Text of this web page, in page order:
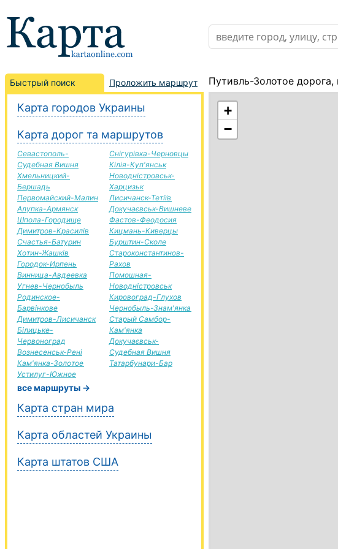
Быстрый поиск Проложить маршрут
Карта городов Украины
Карта дорог та маршрутов
Севастополь-
Судебная Вишня
Хмельницкий-
Бершадь
Первомайский-Малин
Алупка-Армянск
Шпола-Городище
Димитров-Красилів
Счастья-Батурин
Хотин-Жашків
Городок-Ирпень
Винница-Авдеевка
Угнев-Чернобыль
Родинское-
Барвінкове
Димитров-Лисичанск
Білицьке-
Червоноград
Вознесенськ-Рені
Кам'янка-Золотое
Устилуг-Южное
Снігурівка-Черновцы
Кілія-Куп'янськ
Новодністровськ-
Харцизьк
Лисичанск-Тетіїв
Докучаєвськ-Вишневе
Фастов-Феодосия
Кицмань-Киверцы
Бурштин-Сколе
Староконстантинов-
Рахов
Помошная-
Новодністровськ
Кировоград-Глухов
Чернобыль-Знам'янка
Старый Самбор-
Кам'янка
Докучаєвськ-
Судебная Вишня
Татарбунари-Бар
все маршруты →
Карта стран мира
Карта областей Украины
Карта штатов США
Путивль-Золотое
+
−